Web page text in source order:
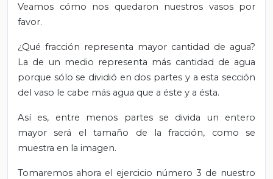
Veamos cómo nos quedaron nuestros vasos por
favor.
¿Qué fracción representa mayor cantidad de agua?
La de un medio representa más cantidad de agua
porque sólo se dividió en dos partes y a esta sección
del vaso le cabe más agua que a éste y a ésta.
Así es, entre menos partes se divida un entero
mayor será el tamaño de la fracción, como se
muestra en la imagen.
Tomaremos ahora el ejercicio número 3 de nuestro